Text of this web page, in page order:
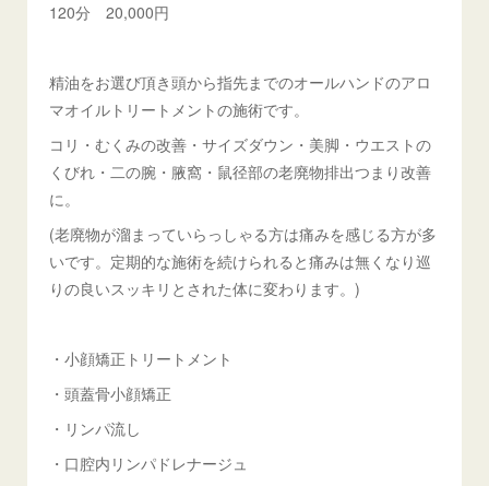
120分 20,000円
精油をお選び頂き頭から指先までのオールハンドのアロ
マオイルトリートメントの施術です。
コリ・むくみの改善・サイズダウン・美脚・ウエストの
くびれ・二の腕・腋窩・鼠径部の老廃物排出つまり改善
に。
(老廃物が溜まっていらっしゃる方は痛みを感じる方が多
いです。定期的な施術を続けられると痛みは無くなり巡
りの良いスッキリとされた体に変わります。)
・小顔矯正トリートメント
・頭蓋骨小顔矯正
・リンパ流し
・口腔内リンパドレナージュ